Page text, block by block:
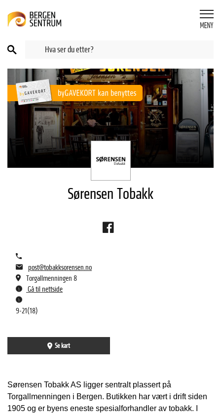
Sørensen Tobakk
post@tobakksorensen.no
Torgallmenningen 8
Gå til nettside
9-21(18)
Se kart
Sørensen Tobakk AS ligger sentralt plassert på
Torgallmenningen i Bergen. Butikken har vært i drift siden
1905 og er byens eneste spesialforhandler av tobakk. I